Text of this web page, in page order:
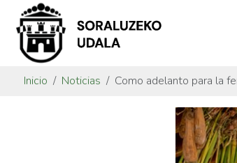
Inicio Noticias Como adelanto para la